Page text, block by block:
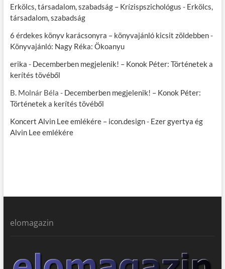
Erkölcs, társadalom, szabadság – Krízispszichológus - Erkölcs,
társadalom, szabadság
6 érdekes könyv karácsonyra – könyvajánló kicsit zöldebben-
Könyvajánló: Nagy Réka: Ökoanyu
erika - Decemberben megjelenik! – Konok Péter: Történetek a
kerítés tövéből
B. Molnár Béla - Decemberben megjelenik! – Konok Péter:
Történetek a kerítés tövéből
Koncert Alvin Lee emlékére – icon.design- Ezer gyertya ég
Alvin Lee emlékére
elomagazin